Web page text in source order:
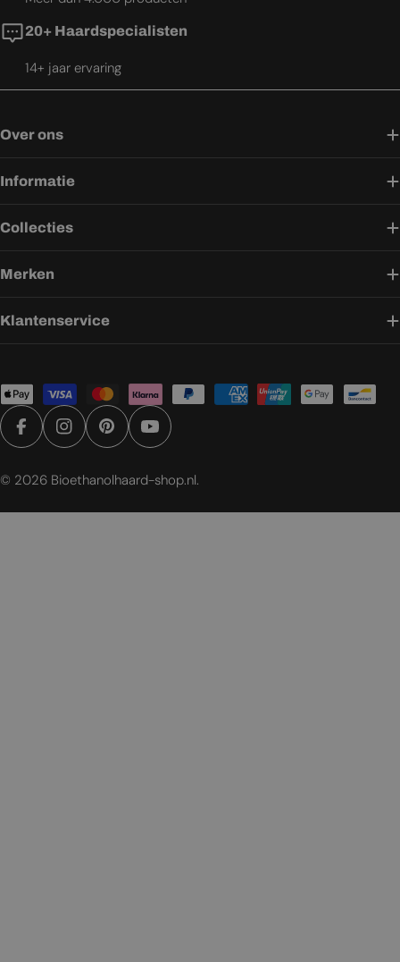
20+ Haardspecialisten
14+ jaar ervaring
Over ons
Informatie
Collecties
Merken
Klantenservice
Betaalmethoden
FacebookInstagramPinterestYouTube
© 2026 Bioethanolhaard-shop.nl.